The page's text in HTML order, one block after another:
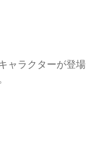
ャラクターが登場